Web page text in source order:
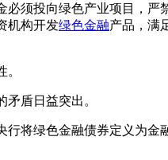
投向绿色产业项目，严
机构开发绿色金融产品，满
盾日益突出。
绿色金融债券定义为金